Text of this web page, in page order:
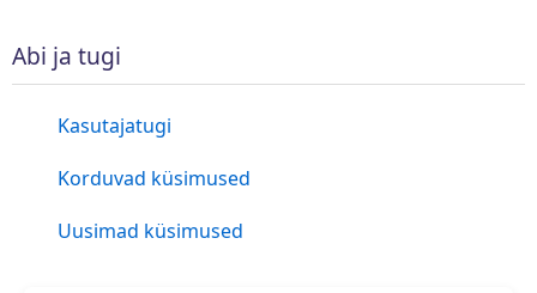
Abi ja tugi
Kasutajatugi
Korduvad küsimused
Uusimad küsimused